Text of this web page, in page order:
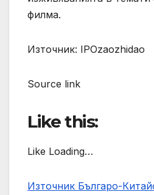
филма.
Източник: IPOzaozhidao
Source link
Like this:
Like Loading…
Източник Българо-